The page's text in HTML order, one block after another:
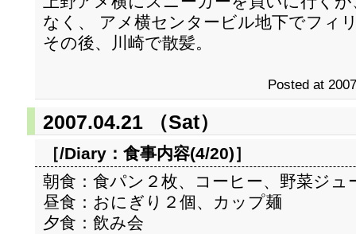
なく、 アメ横センタービル地下でフィ
その後、川崎で散髪。
Posted at
2007.04.21 （Sat）
［/Diary： 食事内容(4/20)］
朝食：食パン２枚、コーヒー、野菜ジュ
昼食：おにぎり２個、カップ麺
夕食：飲み会